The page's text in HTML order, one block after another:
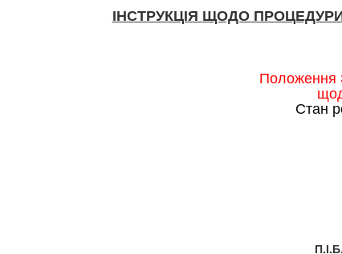
ІНСТРУКЦІЯ ЩОДО
Положення
Стан
П.І.Б.